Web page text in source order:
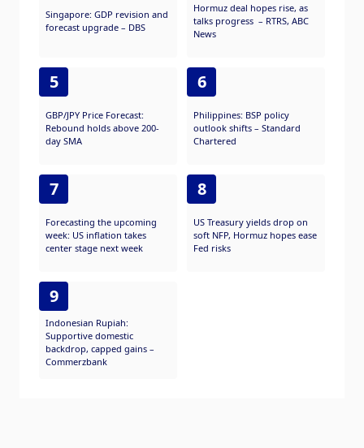
Singapore: GDP revision and
forecast upgrade – DBS
Hormuz deal hopes rise, as
talks progress – RTRS, ABC
News
5
GBP/JPY Price Forecast:
Rebound holds above 200-
day SMA
6
Philippines: BSP policy
outlook shifts – Standard
Chartered
7
Forecasting the upcoming
week: US inflation takes
center stage next week
8
US Treasury yields drop on
soft NFP, Hormuz hopes ease
Fed risks
9
Indonesian Rupiah:
Supportive domestic
backdrop, capped gains –
Commerzbank